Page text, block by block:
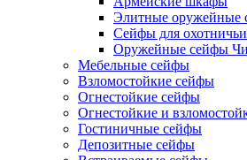
Элитные оружейные
Сейфы для
Оружейные сейфы
Мебельные сейфы
Взломостойкие сейфы
Огнестойкие сейфы
Огнестойкие и
Гостиничные сейфы
Депозитные сейфы